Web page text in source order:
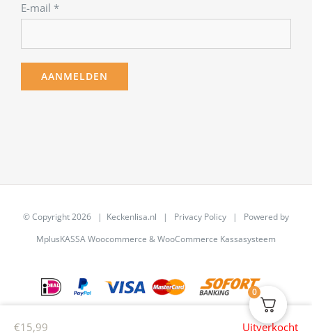
€15,99 Uitverkocht
E-mail *
© Copyright2026 | Keckenlisa.nl | Privacy Policy | Powered by
MplusKASSA Woocommerce &WooCommerce Kassasysteem
0